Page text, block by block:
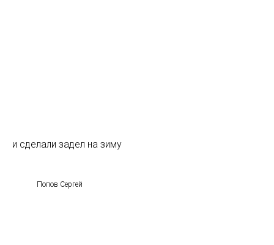
и сделали задел на зиму
Попов Сергей